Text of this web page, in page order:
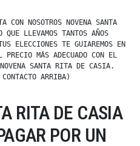
CON NOSOTROS NOVENA SANTA
LLEVAMOS TANTOS AÑOS
ELECCIONES TE GUIAREMOS EN
PRECIO MÁS ADECUADO CON EL
SANTA RITA DE CASIA.
ARRIBA)
RITA DE CASIA
POR UN